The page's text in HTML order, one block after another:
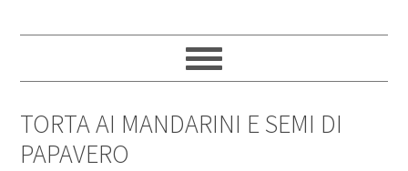
TORTA AI MANDARINI E SEMI DI
PAPAVERO